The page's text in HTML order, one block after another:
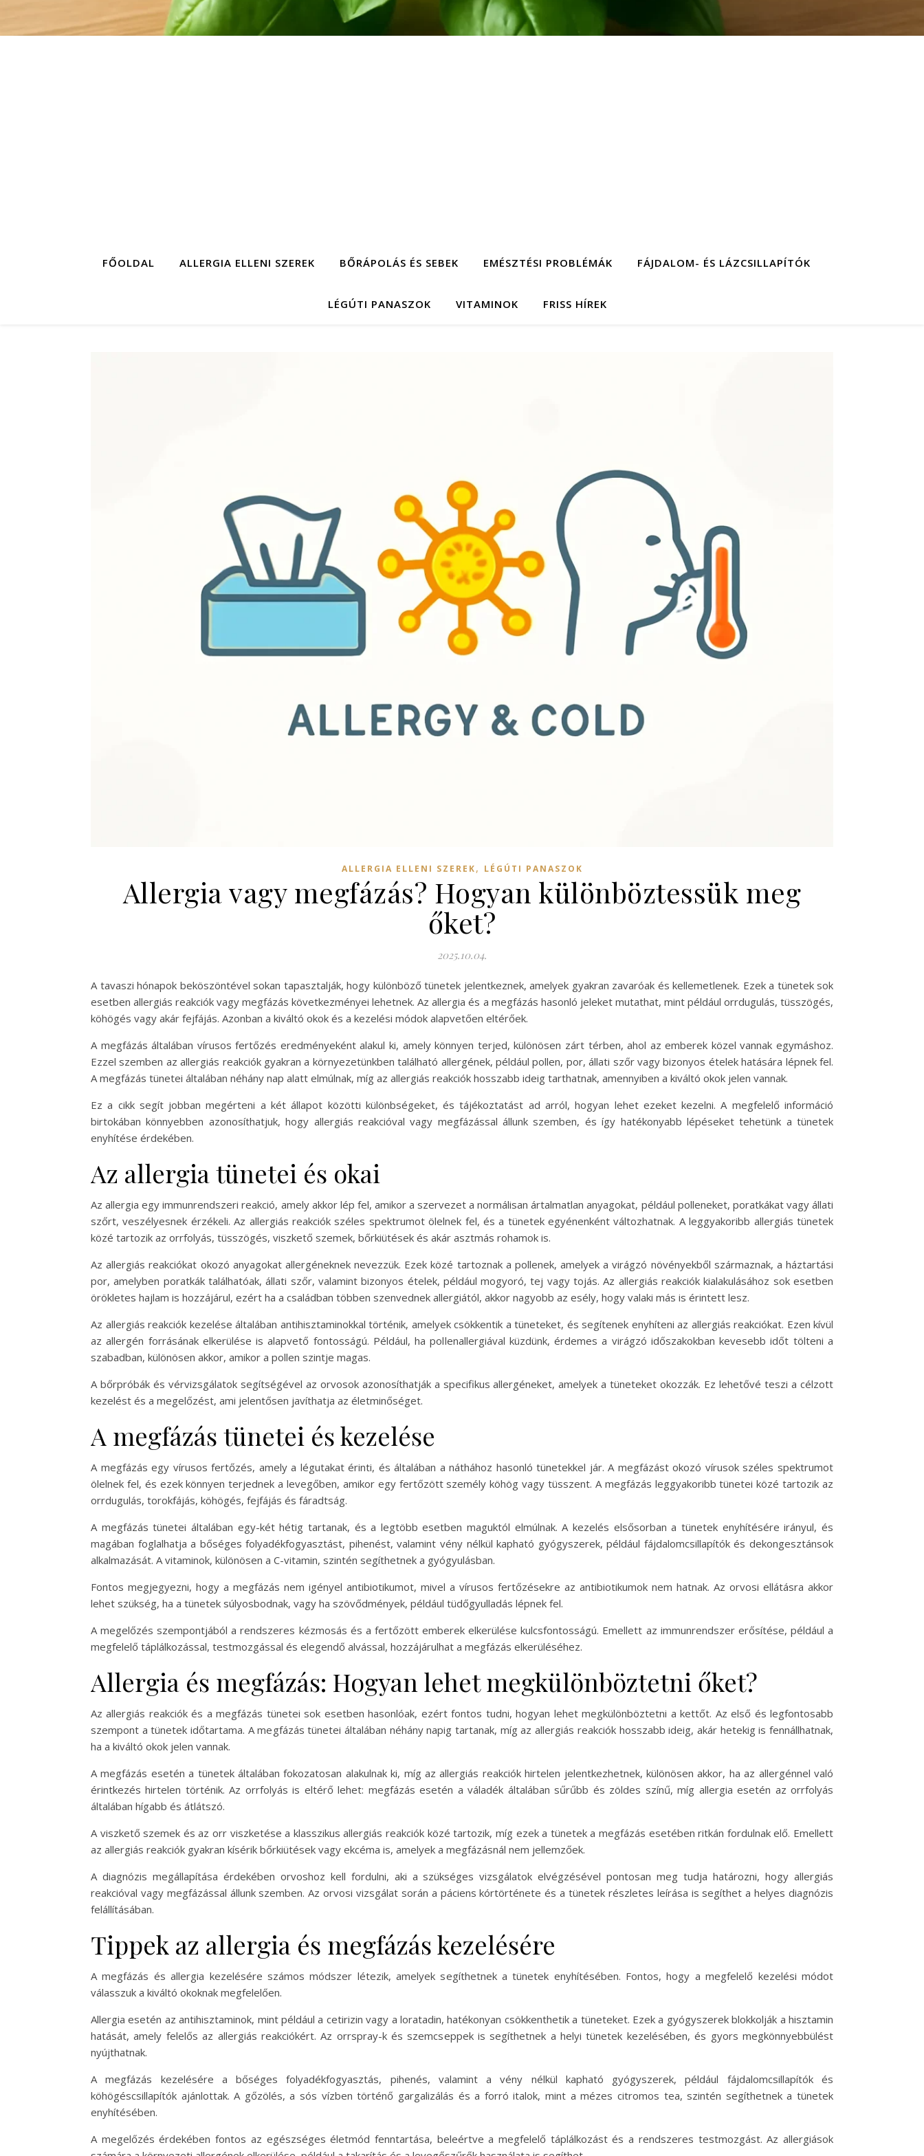
FŐOLDAL ALLERGIA ELLENI SZEREK BŐRÁPOLÁS ÉS SEBEK EMÉSZTÉSI PROBLÉMÁK FÁJDALOM- ÉS LÁZCSILLAPÍTÓK
LÉGÚTI PANASZOK VITAMINOK FRISS HÍREK
ALLERGIA ELLENI SZEREK, LÉGÚTI PANASZOK
Allergia vagy megfázás? Hogyan különböztessük meg
őket?
2025.10.04.
A tavaszi hónapok beköszöntével sokan tapasztalják, hogy különböző tünetek jelentkeznek, amelyek gyakran zavaróak és kellemetlenek. Ezek a tünetek sok
esetben allergiás reakciók vagy megfázás következményei lehetnek. Az allergia és a megfázás hasonló jeleket mutathat, mint például orrdugulás, tüsszögés,
köhögés vagy akár fejfájás. Azonban a kiváltó okok és a kezelési módok alapvetően eltérőek.
A megfázás általában vírusos fertőzés eredményeként alakul ki, amely könnyen terjed, különösen zárt térben, ahol az emberek közel vannak egymáshoz.
Ezzel szemben az allergiás reakciók gyakran a környezetünkben található allergének, például pollen, por, állati szőr vagy bizonyos ételek hatására lépnek fel.
A megfázás tünetei általában néhány nap alatt elmúlnak, míg az allergiás reakciók hosszabb ideig tarthatnak, amennyiben a kiváltó okok jelen vannak.
Ez a cikk segít jobban megérteni a két állapot közötti különbségeket, és tájékoztatást ad arról, hogyan lehet ezeket kezelni. A megfelelő információ
birtokában könnyebben azonosíthatjuk, hogy allergiás reakcióval vagy megfázással állunk szemben, és így hatékonyabb lépéseket tehetünk a tünetek
enyhítése érdekében.
Az allergia tünetei és okai
Az allergia egy immunrendszeri reakció, amely akkor lép fel, amikor a szervezet a normálisan ártalmatlan anyagokat, például polleneket, poratkákat vagy állati
szőrt, veszélyesnek érzékeli. Az allergiás reakciók széles spektrumot ölelnek fel, és a tünetek egyénenként változhatnak. A leggyakoribb allergiás tünetek
közé tartozik az orrfolyás, tüsszögés, viszkető szemek, bőrkiütések és akár asztmás rohamok is.
Az allergiás reakciókat okozó anyagokat allergéneknek nevezzük. Ezek közé tartoznak a pollenek, amelyek a virágzó növényekből származnak, a háztartási
por, amelyben poratkák találhatóak, állati szőr, valamint bizonyos ételek, például mogyoró, tej vagy tojás. Az allergiás reakciók kialakulásához sok esetben
örökletes hajlam is hozzájárul, ezért ha a családban többen szenvednek allergiától, akkor nagyobb az esély, hogy valaki más is érintett lesz.
Az allergiás reakciók kezelése általában antihisztaminokkal történik, amelyek csökkentik a tüneteket, és segítenek enyhíteni az allergiás reakciókat. Ezen kívül
az allergén forrásának elkerülése is alapvető fontosságú. Például, ha pollenallergiával küzdünk, érdemes a virágzó időszakokban kevesebb időt tölteni a
szabadban, különösen akkor, amikor a pollen szintje magas.
A bőrpróbák és vérvizsgálatok segítségével az orvosok azonosíthatják a specifikus allergéneket, amelyek a tüneteket okozzák. Ez lehetővé teszi a célzott
kezelést és a megelőzést, ami jelentősen javíthatja az életminőséget.
A megfázás tünetei és kezelése
A megfázás egy vírusos fertőzés, amely a légutakat érinti, és általában a náthához hasonló tünetekkel jár. A megfázást okozó vírusok széles spektrumot
ölelnek fel, és ezek könnyen terjednek a levegőben, amikor egy fertőzött személy köhög vagy tüsszent. A megfázás leggyakoribb tünetei közé tartozik az
orrdugulás, torokfájás, köhögés, fejfájás és fáradtság.
A megfázás tünetei általában egy-két hétig tartanak, és a legtöbb esetben maguktól elmúlnak. A kezelés elsősorban a tünetek enyhítésére irányul, és
magában foglalhatja a bőséges folyadékfogyasztást, pihenést, valamint vény nélkül kapható gyógyszerek, például fájdalomcsillapítók és dekongesztánsok
alkalmazását. A vitaminok, különösen a C-vitamin, szintén segíthetnek a gyógyulásban.
Fontos megjegyezni, hogy a megfázás nem igényel antibiotikumot, mivel a vírusos fertőzésekre az antibiotikumok nem hatnak. Az orvosi ellátásra akkor
lehet szükség, ha a tünetek súlyosbodnak, vagy ha szövődmények, például tüdőgyulladás lépnek fel.
A megelőzés szempontjából a rendszeres kézmosás és a fertőzött emberek elkerülése kulcsfontosságú. Emellett az immunrendszer erősítése, például a
megfelelő táplálkozással, testmozgással és elegendő alvással, hozzájárulhat a megfázás elkerüléséhez.
Allergia és megfázás: Hogyan lehet megkülönböztetni őket?
Az allergiás reakciók és a megfázás tünetei sok esetben hasonlóak, ezért fontos tudni, hogyan lehet megkülönböztetni a kettőt. Az első és legfontosabb
szempont a tünetek időtartama. A megfázás tünetei általában néhány napig tartanak, míg az allergiás reakciók hosszabb ideig, akár hetekig is fennállhatnak,
ha a kiváltó okok jelen vannak.
A megfázás esetén a tünetek általában fokozatosan alakulnak ki, míg az allergiás reakciók hirtelen jelentkezhetnek, különösen akkor, ha az allergénnel való
érintkezés hirtelen történik. Az orrfolyás is eltérő lehet: megfázás esetén a váladék általában sűrűbb és zöldes színű, míg allergia esetén az orrfolyás
általában hígabb és átlátszó.
A viszkető szemek és az orr viszketése a klasszikus allergiás reakciók közé tartozik, míg ezek a tünetek a megfázás esetében ritkán fordulnak elő. Emellett
az allergiás reakciók gyakran kísérik bőrkiütések vagy ekcéma is, amelyek a megfázásnál nem jellemzőek.
A diagnózis megállapítása érdekében orvoshoz kell fordulni, aki a szükséges vizsgálatok elvégzésével pontosan meg tudja határozni, hogy allergiás
reakcióval vagy megfázással állunk szemben. Az orvosi vizsgálat során a páciens kórtörténete és a tünetek részletes leírása is segíthet a helyes diagnózis
felállításában.
Tippek az allergia és megfázás kezelésére
A megfázás és allergia kezelésére számos módszer létezik, amelyek segíthetnek a tünetek enyhítésében. Fontos, hogy a megfelelő kezelési módot
válasszuk a kiváltó okoknak megfelelően.
Allergia esetén az antihisztaminok, mint például a cetirizin vagy a loratadin, hatékonyan csökkenthetik a tüneteket. Ezek a gyógyszerek blokkolják a hisztamin
hatását, amely felelős az allergiás reakciókért. Az orrspray-k és szemcseppek is segíthetnek a helyi tünetek kezelésében, és gyors megkönnyebbülést
nyújthatnak.
A megfázás kezelésére a bőséges folyadékfogyasztás, pihenés, valamint a vény nélkül kapható gyógyszerek, például fájdalomcsillapítók és
köhögéscsillapítók ajánlottak. A gőzölés, a sós vízben történő gargalizálás és a forró italok, mint a mézes citromos tea, szintén segíthetnek a tünetek
enyhítésében.
A megelőzés érdekében fontos az egészséges életmód fenntartása, beleértve a megfelelő táplálkozást és a rendszeres testmozgást. Az allergiások